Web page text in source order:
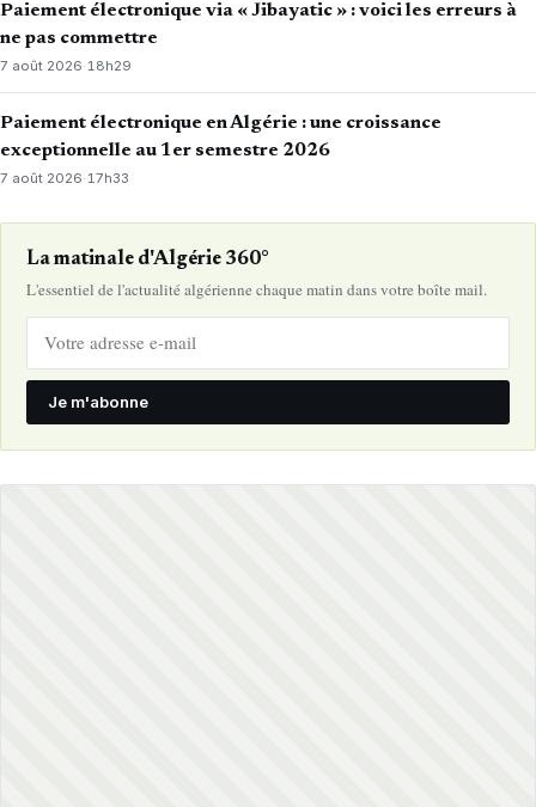
Paiement électronique via « Jibayatic » : voici les erreurs à
ne pas commettre
7 août 2026·18h29
Paiement électronique en Algérie : une croissance
exceptionnelle au 1er semestre 2026
7 août 2026·17h33
La matinale d'Algérie 360°
L'essentiel de l'actualité algérienne chaque matin dans votre boîte mail.
Je m'abonne